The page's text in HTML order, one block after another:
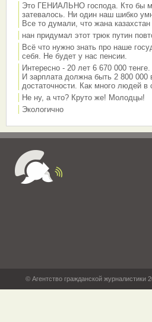
Это ГЕНИАЛЬНО господа. Кто бы
затевалось. Ни один наш шибко
Все то думали, что жана казахстан
нан придумал этот трюк путин
Всё что нужно знать про наше
себя. Не будет у нас пенсии.
Интересно - 20 лет 6 670 000
И зарплата должна быть 2 800 000
достаточности. Как много людей
Не ну, а что? Круто же! Молодцы!
Экологично
© Агентство гражданской